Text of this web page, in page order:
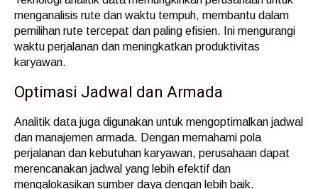
menganalisis rute dan waktu tempuh, membantu dalam
pemilihan rute tercepat dan paling efisien. Ini mengurangi
waktu perjalanan dan meningkatkan produktivitas
karyawan.
Optimasi Jadwal dan Armada
Analitik data juga digunakan untuk mengoptimalkan jadwal
dan manajemen armada. Dengan memahami pola
perjalanan dan kebutuhan karyawan, perusahaan dapat
merencanakan jadwal yang lebih efektif dan
mengalokasikan sumber daya dengan lebih baik.